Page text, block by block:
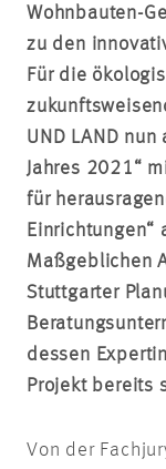
Wohnbauten-
zu den
Für die
UND LAND
Jahres 2021“
für
Einrichtungen“
Maßgeblichen
Stuttgarter
dessen
Projekt bereits
Von der